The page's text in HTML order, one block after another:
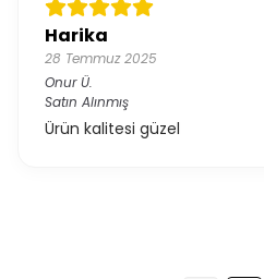
Harika
28 Temmuz 2025
Onur Ü.
Satın Alınmış
Ürün kalitesi güzel